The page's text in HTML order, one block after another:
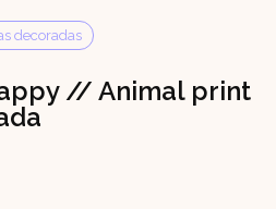
decoradas
// Animal print